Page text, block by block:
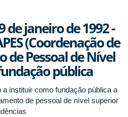
de janeiro de 1992 -
(Coordenação de
Pessoal de Nível
pública
instituir como fundação pública a
de pessoal de nível superior